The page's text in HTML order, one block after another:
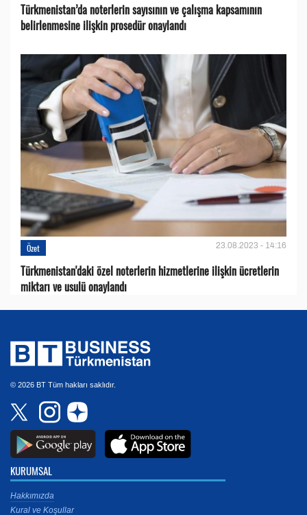
Türkmenistan’da noterlerin sayısının ve çalışma kapsamının
belirlenmesine ilişkin prosedür onaylandı
Özet 23.08.2023 - 14:16
Türkmenistan'daki özel noterlerin hizmetlerine ilişkin ücretlerin
miktarı ve usulü onaylandı
© 2026 BT Tüm hakları saklıdır.
KURUMSAL
Hakkımızda
Kural ve Koşullar